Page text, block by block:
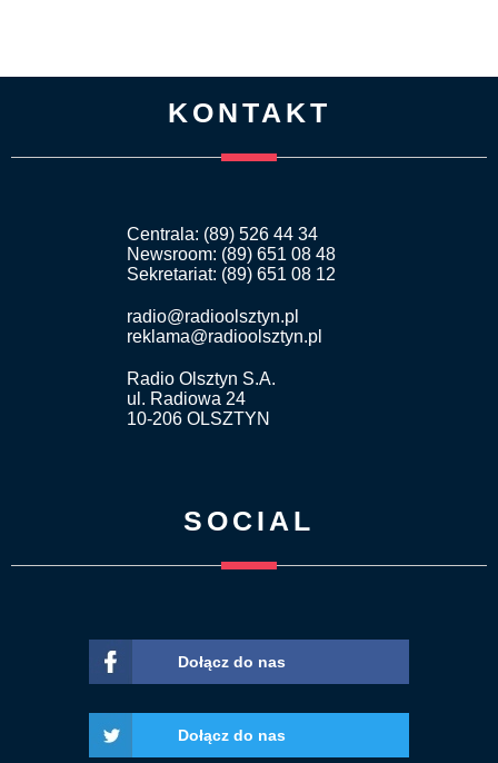
KONTAKT
Centrala: (89) 526 44 34
Newsroom: (89) 651 08 48
Sekretariat: (89) 651 08 12
radio@radioolsztyn.pl
reklama@radioolsztyn.pl
Radio Olsztyn S.A.
ul. Radiowa 24
10-206 OLSZTYN
SOCIAL
Dołącz do nas
Dołącz do nas